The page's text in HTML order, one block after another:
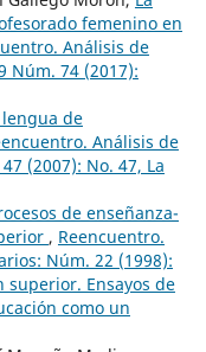
femenino en
Análisis de
Núm. 74 (2017):
de
Análisis de
(2007): No. 47, La
de enseñanza-
, Reencuentro.
Núm. 22 (1998):
superior. Ensayos de
como un